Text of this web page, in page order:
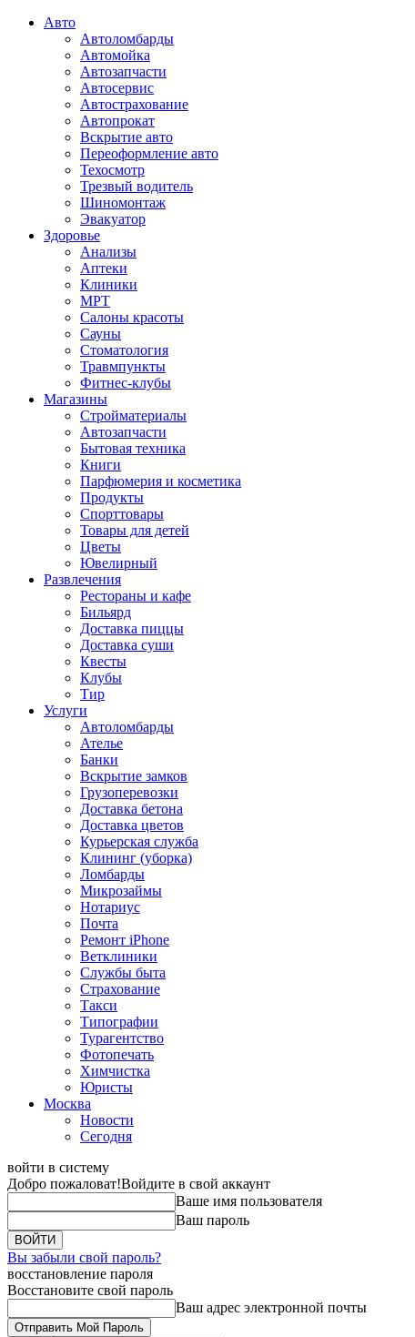
Авто
Автоломбарды
Автомойка
Автозапчасти
Автосервис
Автострахование
Автопрокат
Вскрытие авто
Переоформление авто
Техосмотр
Трезвый водитель
Шиномонтаж
Эвакуатор
Здоровье
Анализы
Аптеки
Клиники
МРТ
Салоны красоты
Сауны
Стоматология
Травмпункты
Фитнес-клубы
Магазины
Стройматериалы
Автозапчасти
Бытовая техника
Книги
Парфюмерия и косметика
Продукты
Спорттовары
Товары для детей
Цветы
Ювелирный
Развлечения
Рестораны и кафе
Бильярд
Доставка пиццы
Доставка суши
Квесты
Клубы
Тир
Услуги
Автоломбарды
Ателье
Банки
Вскрытие замков
Грузоперевозки
Доставка бетона
Доставка цветов
Курьерская служба
Клининг (уборка)
Ломбарды
Микрозаймы
Нотариус
Почта
Ремонт iPhone
Ветклиники
Службы быта
Страхование
Такси
Типографии
Турагентство
Фотопечать
Химчистка
Юристы
Москва
Новости
Сегодня
войти в систему
Добро пожаловат!Войдите в свой аккаунт
Ваше имя пользователя
Ваш пароль
Вы забыли свой пароль?
восстановление пароля
Восстановите свой пароль
Ваш адрес электронной почты